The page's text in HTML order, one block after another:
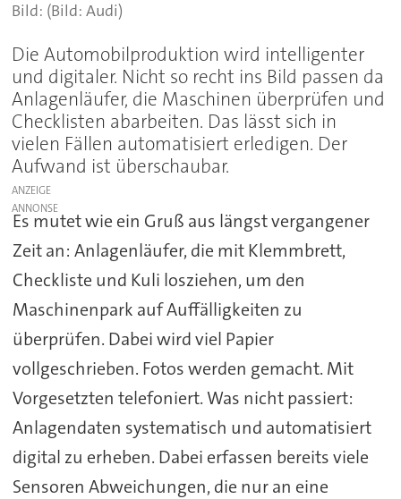
(Bild: Audi)
Die Automobilproduktion wird intelligenter
und digitaler. Nicht so recht ins Bild passen da
Anlagenläufer, die Maschinen überprüfen und
Checklisten abarbeiten. Das lässt sich in
vielen Fällen automatisiert erledigen. Der
Aufwand ist überschaubar.
ANZEIGE
Es mutet wie ein Gruß aus längst vergangener
Zeit an: Anlagenläufer, die mit Klemmbrett,
Checkliste und Kuli losziehen, um den
Maschinenpark auf Auffälligkeiten zu
überprüfen. Dabei wird viel Papier
vollgeschrieben. Fotos werden gemacht. Mit
Vorgesetzten telefoniert. Was nicht passiert:
Anlagendaten systematisch und automatisiert
digital zu erheben. Dabei erfassen bereits viele
Sensoren Abweichungen, die nur an eine